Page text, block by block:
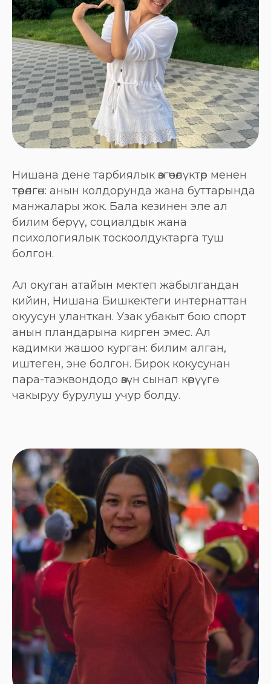
Нишана дене тарбиялык өзгөчөлүктөр менен
төрөлгөн: анын колдорунда жана буттарында
манжалары жок. Бала кезинен эле ал
билим берүү, социалдык жана
психологиялык тоскоолдуктарга туш
болгон.
Ал окуган атайын мектеп жабылгандан
кийин, Нишана Бишкектеги интернаттан
окуусун уланткан. Узак убакыт бою спорт
анын пландарына кирген эмес. Ал
кадимки жашоо курган: билим алган,
иштеген, эне болгон. Бирок кокусунан
пара-таэквондодо өзүн сынап көрүүгө
чакыруу бурулуш учур болду.